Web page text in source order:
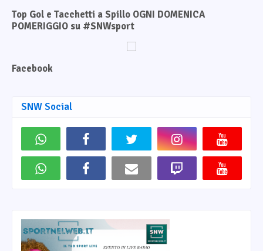
Top Gol e Tacchetti a Spillo OGNI DOMENICA
POMERIGGIO su #SNWsport
Facebook
SNW Social